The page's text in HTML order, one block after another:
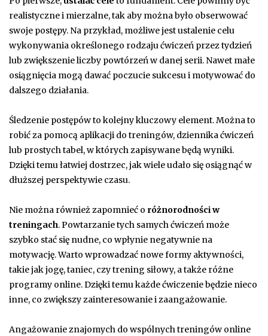
realistyczne i mierzalne, tak aby można było obserwować
swoje postępy. Na przykład, możliwe jest ustalenie celu
wykonywania określonego rodzaju ćwiczeń przez tydzień
lub zwiększenie liczby powtórzeń w danej serii. Nawet małe
osiągnięcia mogą dawać poczucie sukcesu i motywować do
dalszego działania.
Śledzenie postępów to kolejny kluczowy element. Można to
robić za pomocą aplikacji do treningów, dziennika ćwiczeń
lub prostych tabel, w których zapisywane będą wyniki.
Dzięki temu łatwiej dostrzec, jak wiele udało się osiągnąć w
dłuższej perspektywie czasu.
Nie można również zapomnieć o różnorodności w
treningach. Powtarzanie tych samych ćwiczeń może
szybko stać się nudne, co wpłynie negatywnie na
motywację. Warto wprowadzać nowe formy aktywności,
takie jak jogę, taniec, czy trening siłowy, a także różne
programy online. Dzięki temu każde ćwiczenie będzie nieco
inne, co zwiększy zainteresowanie i zaangażowanie.
Angażowanie znajomych do wspólnych treningów online